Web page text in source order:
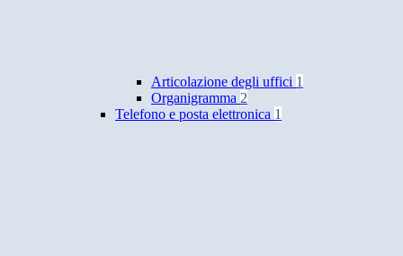
Articolazione degli uffici 1
Organigramma 2
Telefono e posta elettronica 1